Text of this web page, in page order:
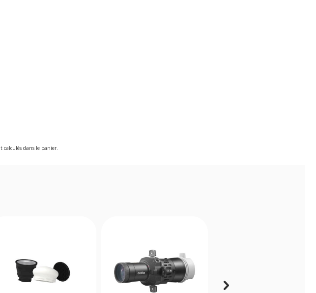
calculés dans le panier.